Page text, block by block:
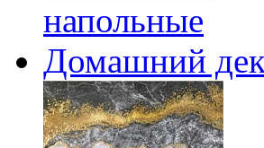
напольные
Домашний